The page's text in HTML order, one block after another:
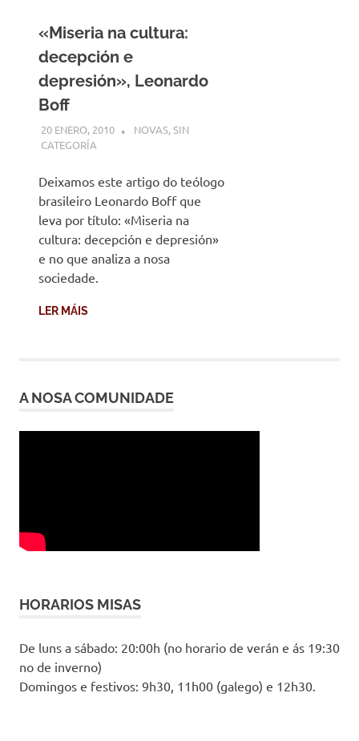
«Miseria na cultura:
decepción e
depresión», Leonardo
Boff
20 ENERO, 2010 DESARROLLO
NOVAS,SIN
CATEGORÍA
Deixamos este artigo do teólogo
brasileiro Leonardo Boff que
leva por título: «Miseria na
cultura: decepción e depresión»
e no que analiza a nosa
sociedade.
LER MÁIS
A NOSA COMUNIDADE
HORARIOS MISAS
De luns a sábado: 20:00h (no horario de verán e ás 19:30
no de inverno)
Domingos e festivos: 9h30, 11h00 (galego) e 12h30.